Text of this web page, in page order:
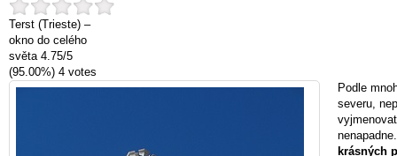
Terst (Trieste) –
okno do celého
světa 4.75/5
(95.00%) 4 votes
Podle
severu,
krásných